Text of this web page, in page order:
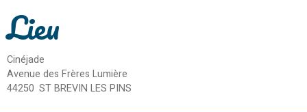
Lieu
Cinéjade
Avenue des Frères Lumière
44250 ST BREVIN LES PINS